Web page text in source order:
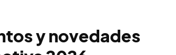
y novedades